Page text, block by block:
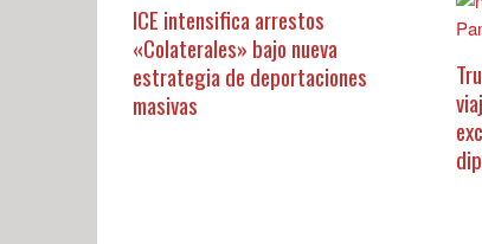
ICE intensifica arrestos
«Colaterales» bajo nueva
estrategia de deportaciones
masivas